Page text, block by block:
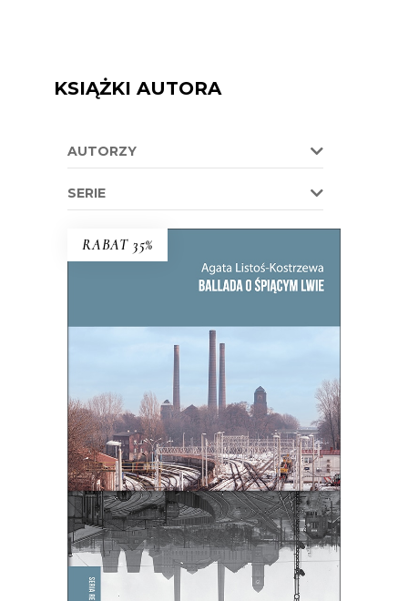
KSIĄŻKI AUTORA
AUTORZY
SERIE
RABAT 35%
BALLADA O ŚPIĄCYM LWIE
To, co zdecydowało o powstaniu
Bytomia, jego bogactwie i tradycji,
miało stać się jego zagładą.
61.00zł 39.65zł
KSIĄŻKA DO KOSZYKA